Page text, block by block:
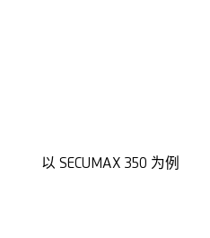
以 SECUMAX 350 为例